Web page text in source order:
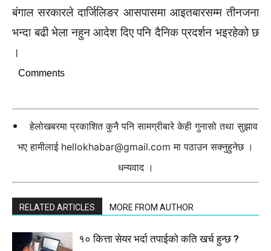
बंगाल सरकारले दार्जिलिङर आसपासमा आइतबारसम्म तीनजना
भन्दा बढी भेला नहुन आदेश दिए पनि दैनिक प्रदर्शन भइरहेको छ
।
Comments
हेलोखबरमा प्रकाशित कुनै पनि सामग्रीबारे केही गुनासो तथा सुझाव
भए हामीलाई hellokhabar@gmail.com मा पठाउन सक्नुहुनेछ ।
धन्यवाद ।
RELATED ARTICLES MORE FROM AUTHOR
१० कित्ता सेयर भर्दा तपाईको कति खर्च हुन्छ ?